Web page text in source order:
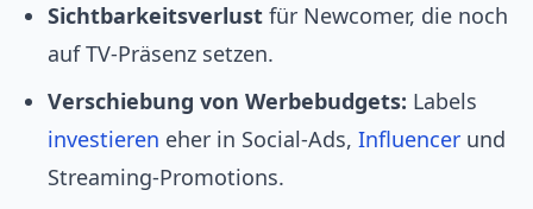
Sichtbarkeitsverlust für Newcomer, die noch
auf TV‑Präsenz setzen.
Verschiebung von Werbebudgets: Labels
investieren eher in Social‑Ads, Influencer und
Streaming-Promotions.